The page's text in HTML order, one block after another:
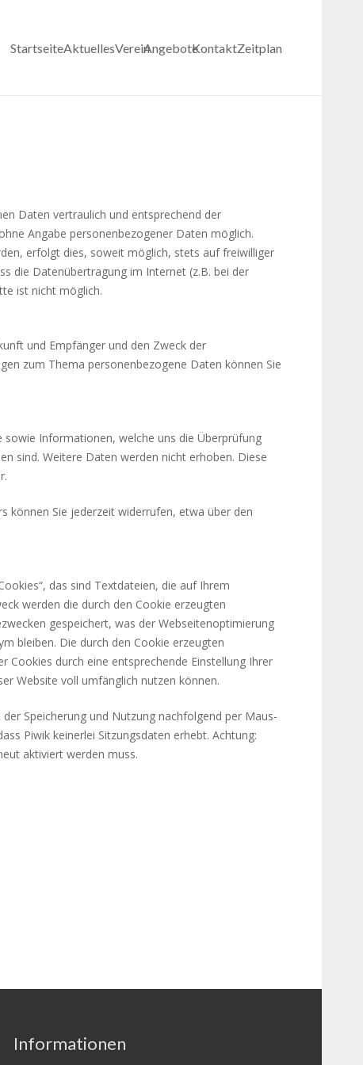
StartseiteAktuellesVereinAngeboteKontaktZeitplan
Daten vertraulich und entsprechend der
Angabe personenbezogener Daten möglich.
erfolgt dies, soweit möglich, stets auf freiwilliger
die Datenübertragung im Internet (z.B. bei der
ist nicht möglich.
und Empfänger und den Zweck der
zum Thema personenbezogene Daten können Sie
Informationen, welche uns die Überprüfung
sind. Weitere Daten werden nicht erhoben. Diese
können Sie jederzeit widerrufen, etwa über den
das sind Textdateien, die auf Ihrem
werden die durch den Cookie erzeugten
gespeichert, was der Webseitenoptimierung
bleiben. Die durch den Cookie erzeugten
Cookies durch eine entsprechende Einstellung Ihrer
Website voll umfänglich nutzen können.
Spei­che­rung und Nut­zung nachfolgend per Maus­
Piwik kei­ner­lei Sit­zungs­da­ten erhebt. Achtung:
aktiviert werden muss.
Informationen